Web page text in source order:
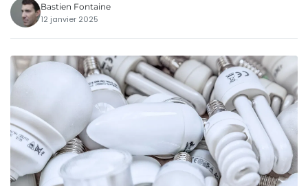
Bastien Fontaine
12 janvier 2025